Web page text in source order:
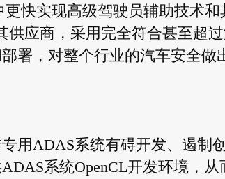
快实现高级驾驶员辅助技术和
应商，采用完全符合甚至超
署，对整个行业的汽车安全做
用ADAS系统有碍开发、遏制
系统OpenCL开发环境，从